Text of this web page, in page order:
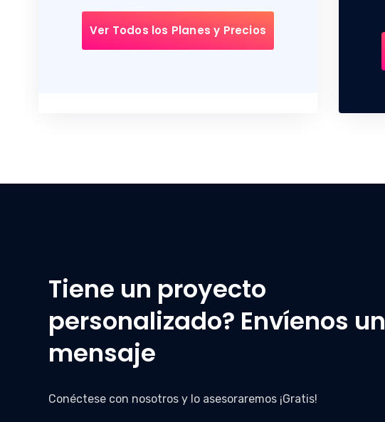
Ver Todos los Planes y Precios
Tiene un proyecto
personalizado? Envíenos un
mensaje
Conéctese con nosotros y lo asesoraremos ¡Gratis!